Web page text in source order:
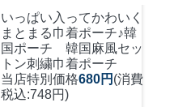
いっぱい入ってかわいく
まとまる巾着ポーチ♪韓
国ポーチ 韓国麻風セッ
トン刺繍巾着ポーチ
当店特別価格680円 (消費
税込:748円)